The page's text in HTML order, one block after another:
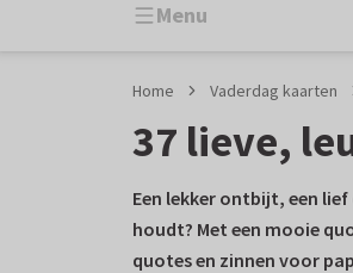
Menu
Home Vaderdag kaarten
37 lieve,
Een lekker ontbijt, een
houdt? Met een mooie
quotes en zinnen voor